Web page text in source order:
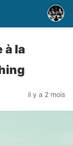
à la
il y a 2 mois